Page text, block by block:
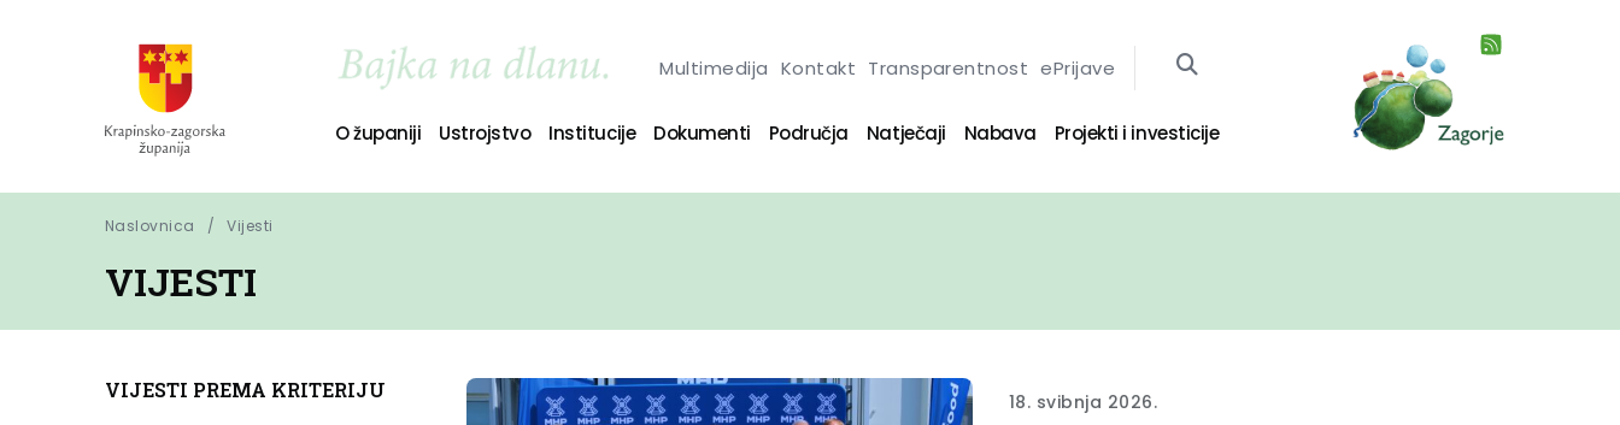
Multimedija Kontakt Transparentnost ePrijave
O županiji Ustrojstvo Institucije Dokumenti Područja Natječaji Nabava Projekti i investicije
Naslovnica Vijesti
VIJESTI
VIJESTI PREMA KRITERIJU 18. svibnja 2026.